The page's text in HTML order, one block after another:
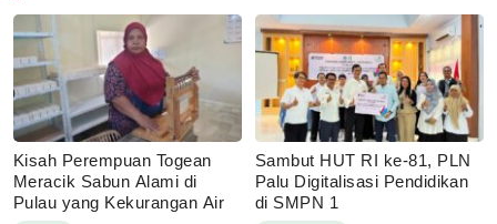
Kisah Perempuan Togean
Meracik Sabun Alami di
Pulau yang Kekurangan Air
Sambut HUT RI ke-81, PLN
Palu Digitalisasi Pendidikan
di SMPN 1